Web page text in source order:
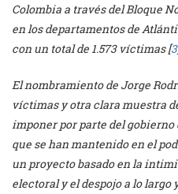
Colombia a través del Bloque
en los departamentos de
con un total de 1.573 víctimas [3
El nombramiento de Jorge
víctimas y otra clara muestra
imponer por parte del gobierno
que se han mantenido en el
un proyecto basado en la
electoral y el despojo a lo